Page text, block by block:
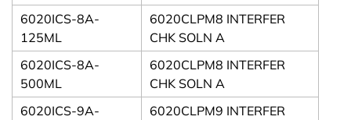
6020ICS-8A-
125ML
6020CLPM8 INTERFER
CHK SOLN A
6020ICS-8A-
500ML
6020CLPM8 INTERFER
CHK SOLN A
6020ICS-9A-
6020CLPM9 INTERFER